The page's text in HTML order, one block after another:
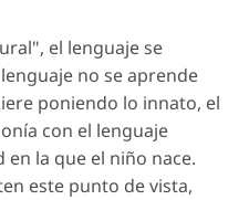
el lenguaje se
no se aprende
poniendo lo innato, el
con el lenguaje
la que el niño nace.
este punto de vista,